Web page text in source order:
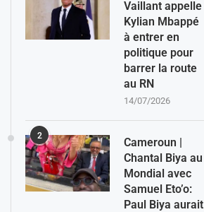
Vaillant appelle
Kylian Mbappé
à entrer en
politique pour
barrer la route
au RN
14/07/2026
2
Cameroun |
Chantal Biya au
Mondial avec
Samuel Eto’o:
Paul Biya aurait